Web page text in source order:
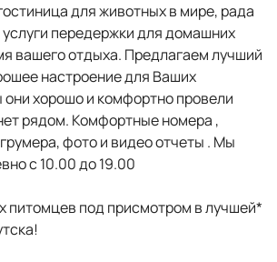
для животных в мире, рада
передержки для домашних
вашего отдыха. Предлагаем лучший
настроение для Ваших
хорошо и комфортно провели
рядом. Комфортные номера ,
грумера, фото и видео отчеты . Мы
с 10.00 до 19.00
питомцев под присмотром в лучшей*